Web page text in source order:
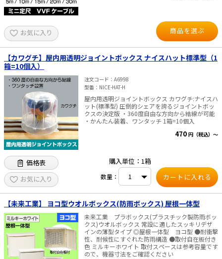
お気に入り 商品を選ぶ
【カワグチ】屋内用透明ジョイントボックス ナイスハット標準型（1
箱=10個入）
注文コード
A6998
型番
NICE-HAT-H
屋内用透明ジョイントボックス カワグチ:ナイスハ
ット(標準型) 圧倒的シェアを誇るジョイントボッ
クスの決定版 ・360度自由な方向から結線が可能
・かんたん装着、ワンタッチ 1箱=10個入
470 円（税込）～
価格表
お気に入り
購入単位：1箱
数量：
【未来工業】 ヨコ型ウオルボックス(防雨ボックス) 屋根一体型
未来工業 プラボックス(プラスチック製防雨ボッ
クス)ウオルボックス 常設に適したスッキリデザ
インの薄型タイプ ◎屋根一体型 ヨコ型 ●耐衝撃
性、耐候性にすぐれた防雨構造 ●取付自在板付き
色 ミルキーホワイト 取付スペースは参考容量です
ので、機器寸法をご確認ください